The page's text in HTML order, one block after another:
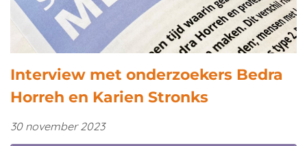
Interview met onderzoekers Bedra
Horreh en Karien Stronks
30 november 2023